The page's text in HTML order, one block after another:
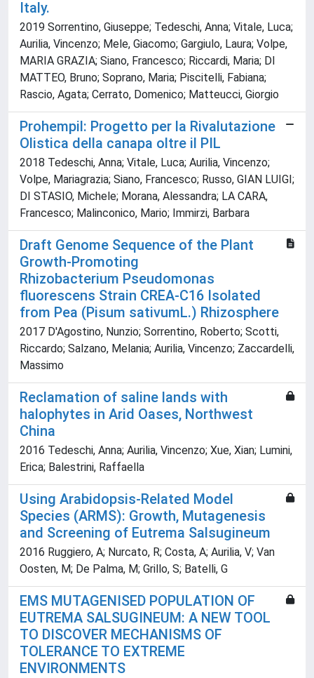
Italy.
2019 Sorrentino, Giuseppe; Tedeschi, Anna; Vitale, Luca;
Aurilia, Vincenzo; Mele, Giacomo; Gargiulo, Laura; Volpe,
MARIA GRAZIA; Siano, Francesco; Riccardi, Maria; DI
MATTEO, Bruno; Soprano, Maria; Piscitelli, Fabiana;
Rascio, Agata; Cerrato, Domenico; Matteucci, Giorgio
Prohempil: Progetto per la Rivalutazione
Olistica della canapa oltre il PIL
2018 Tedeschi, Anna; Vitale, Luca; Aurilia, Vincenzo;
Volpe, Mariagrazia; Siano, Francesco; Russo, GIAN LUIGI;
DI STASIO, Michele; Morana, Alessandra; LA CARA,
Francesco; Malinconico, Mario; Immirzi, Barbara
Draft Genome Sequence of the Plant
Growth-Promoting
Rhizobacterium Pseudomonas
fluorescens Strain CREA-C16 Isolated
from Pea (Pisum sativumL.) Rhizosphere
2017 D'Agostino, Nunzio; Sorrentino, Roberto; Scotti,
Riccardo; Salzano, Melania; Aurilia, Vincenzo; Zaccardelli,
Massimo
Reclamation of saline lands with
halophytes in Arid Oases, Northwest
China
2016 Tedeschi, Anna; Aurilia, Vincenzo; Xue, Xian; Lumini,
Erica; Balestrini, Raffaella
Using Arabidopsis-Related Model
Species (ARMS): Growth, Mutagenesis
and Screening of Eutrema Salsugineum
2016 Ruggiero, A; Nurcato, R; Costa, A; Aurilia, V; Van
Oosten, M; De Palma, M; Grillo, S; Batelli, G
EMS MUTAGENISED POPULATION OF
EUTREMA SALSUGINEUM: A NEW TOOL
TO DISCOVER MECHANISMS OF
TOLERANCE TO EXTREME
ENVIRONMENTS